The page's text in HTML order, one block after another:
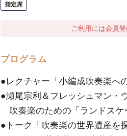
指定席
ご利用には会員
プログラム
●レクチャー「小編成吹奏楽へ
●瀬尾宗利＆フレッシュマン・
吹奏楽のための「ランドスケ
●トーク「吹奏楽の世界遺産を